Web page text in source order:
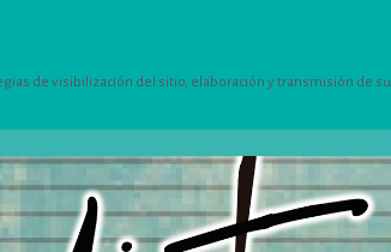
de visibilización del sitio, elaboración y transmisión de